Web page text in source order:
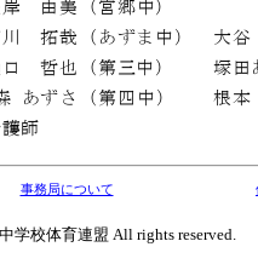
事務局について
学校体育連盟 All rights reserved.